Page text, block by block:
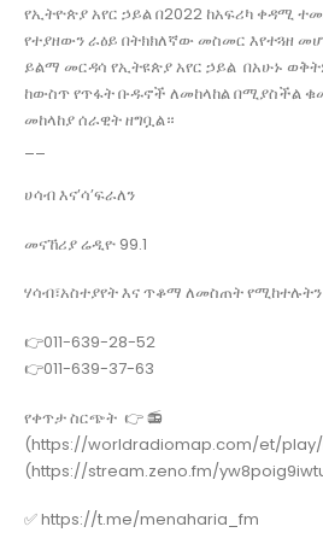
የኢትዮጵያ አየር ኃይል በ2022 ከአፍሪካ ቀዳሚ
የተያዘውን ራዕይ በትክክለኛው መስመር እየተጓዘ
ይልማ መርዳሳ የኢትዩጵያ አየር ኃይል በአሁኑ
ከውስጥ የጥፋት ቡዱኖች ለመከላከል በሚያስችል
መከላከያ ሰራዊት ዘግቧል።
ሀሳብ እና’ሳ’ፍራለን
መናኸሪያ ሬዲዮ 99.1
ሃሳብ፣አስተያየት እና ጥቆማ ለመስጠት
👉011-639-28-52
👉011-639-37-63
የቀጥታ ስርጭት 👉 📻
(https://worldradiomap.com/et/play/
(https://stream.zeno.fm/
✅ https://t.me/menaharia_fm